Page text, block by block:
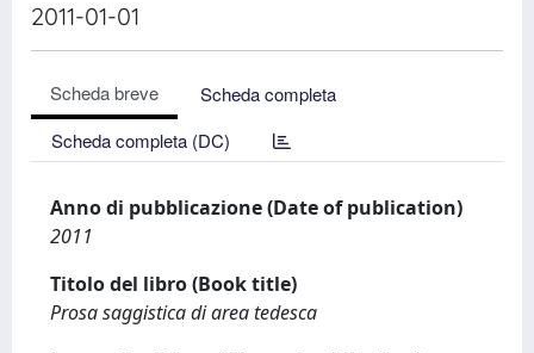
2011-01-01
Scheda breve
Scheda completa
Scheda completa (DC)
Anno di pubblicazione (Date of publication)
2011
Titolo del libro (Book title)
Prosa saggistica di area tedesca